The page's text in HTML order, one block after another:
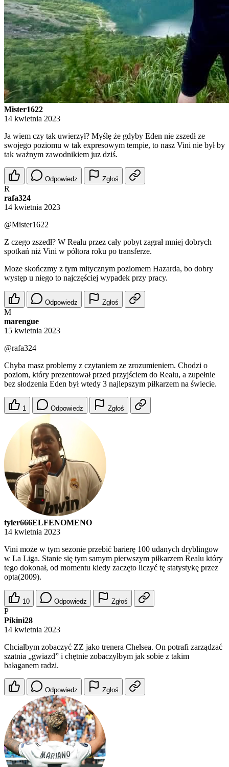
Mister1622
14 kwietnia 2023
Ja wiem czy tak uwierzył? Myślę że gdyby Eden nie zszedł ze
swojego poziomu w tak expresowym tempie, to nasz Vini nie był by
tak ważnym zawodnikiem juz dziś.
Odpowiedz Zgłoś
R
rafa324
14 kwietnia 2023
@Mister1622
Z czego zszedł? W Realu przez cały pobyt zagrał mniej dobrych
spotkań niż Vini w półtora roku po transferze.
Moze skończmy z tym mitycznym poziomem Hazarda, bo dobry
występ u niego to najczęściej wypadek przy pracy.
Odpowiedz Zgłoś
M
marengue
15 kwietnia 2023
@rafa324
Chyba masz problemy z czytaniem ze zrozumieniem. Chodzi o
poziom, który prezentował przed przyjściem do Realu, a zupełnie
bez słodzenia Eden był wtedy 3 najlepszym piłkarzem na świecie.
1 Odpowiedz Zgłoś
tyler666ELFENOMENO
14 kwietnia 2023
Vini może w tym sezonie przebić barierę 100 udanych dryblingow
w La Liga. Stanie się tym samym pierwszym piłkarzem Realu który
tego dokonał, od momentu kiedy zaczęto liczyć tę statystykę przez
opta(2009).
10 Odpowiedz Zgłoś
P
Pikini28
14 kwietnia 2023
Chciałbym zobaczyć ZZ jako trenera Chelsea. On potrafi zarządzać
szatnia „gwiazd” i chętnie zobaczyłbym jak sobie z takim
bałaganem radzi.
Odpowiedz Zgłoś